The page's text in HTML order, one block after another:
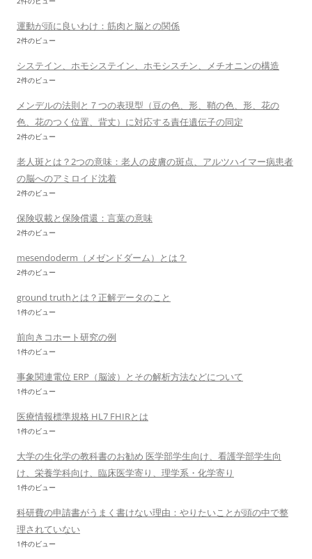
運動が頭に良いわけ：筋肉と脳との関係
2件のビュー
システイン、ホモシステイン、ホモシスチン、メチオニンの構造
2件のビュー
メンデルの法則と７つの表現型（豆の色、形、鞘の色、形、花の
色、花のつく位置、背丈）に対応する責任遺伝子の同定
2件のビュー
老人斑とは？2つの意味：老人の皮膚の斑点、アルツハイマー病患者
の脳へのアミロイド沈着
2件のビュー
保険収載と保険償還：言葉の意味
2件のビュー
mesendoderm（メゼンドダーム）とは？
2件のビュー
ground truthとは？正解データのこと
1件のビュー
前向きコホート研究の例
1件のビュー
事象関連電位 ERP（脳波）とその解析方法などについて
1件のビュー
医療情報標準規格 HL7 FHIRとは
1件のビュー
大学の生化学の教科書のお勧め 医学部学生向け、看護学部学生向
け、栄養学科向け、臨床医学寄り、理学系・化学寄り
1件のビュー
科研費の申請書がうまく書けない理由：やりたいことが頭の中で整
理されていない
1件のビュー